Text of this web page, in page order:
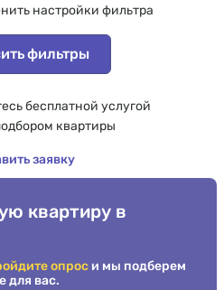
настройки фильтра
фильтры
бесплатной услугой
квартиры
заявку
квартиру в
опрос и мы подберем
для вас.